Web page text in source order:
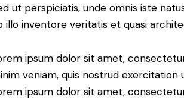
ut perspiciatis, unde omnis iste
illo inventore veritatis et quasi
ipsum dolor sit amet,
veniam, quis nostrud
ipsum dolor sit amet,